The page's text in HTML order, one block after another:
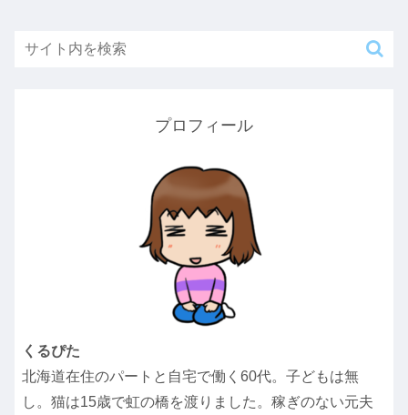
プロフィール
くるぴた
北海道在住のパートと自宅で働く60代。子どもは無
し。猫は15歳で虹の橋を渡りました。稼ぎのない元夫